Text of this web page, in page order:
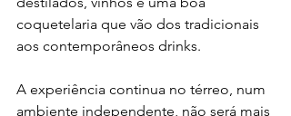
coquetelaria que vão dos tradicionais
aos contemporâneos drinks.
A experiência continua no térreo, num
ambiente independente, não será mais